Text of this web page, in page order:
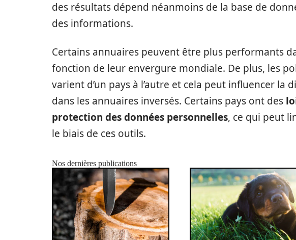
des résultats dépend néanmoins de la base de
des informations.
Certains annuaires peuvent être plus performants
fonction de leur envergure mondiale. De plus, les
varient d’un pays à l’autre et cela peut influencer la
dans les annuaires inversés. Certains pays ont des
protection des données personnelles, ce qui peut
le biais de ces outils.
Nos dernières publications